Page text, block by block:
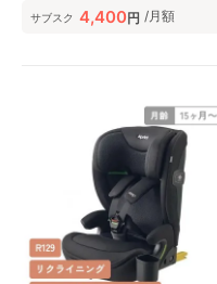
サブスク 4,400円 /月額